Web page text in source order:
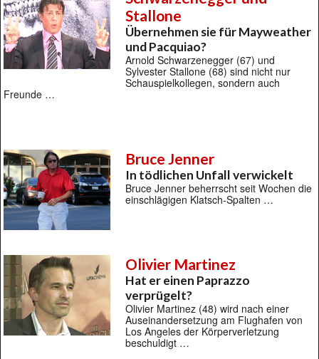
Stallone
Übernehmen sie für Mayweather
und Pacquiao?
Arnold Schwarzenegger (67) und
Sylvester Stallone (68) sind nicht nur
Schauspielkollegen, sondern auch
Freunde …
Bruce Jenner
In tödlichen Unfall verwickelt
Bruce Jenner beherrscht seit Wochen die
einschlägigen Klatsch-Spalten …
Olivier Martinez
Hat er einen Paprazzo
verprügelt?
Olivier Martinez (48) wird nach einer
Auseinandersetzung am Flughafen von
Los Angeles der Körperverletzung
beschuldigt …